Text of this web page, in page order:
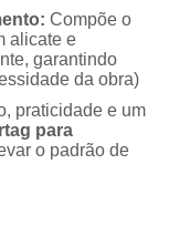
Compõe o
alicate e
garantindo
da obra)
praticidade e um
para
o padrão de